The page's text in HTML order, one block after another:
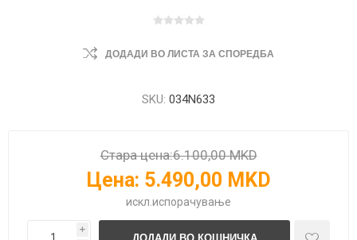
ДОДАДИ ВО ЛИСТА ЗА СПОРЕДБА
SKU: 034N633
Стара цена:6.100,00 MKD
Цена: 5.490,00 MKD
искл. испорачување
i